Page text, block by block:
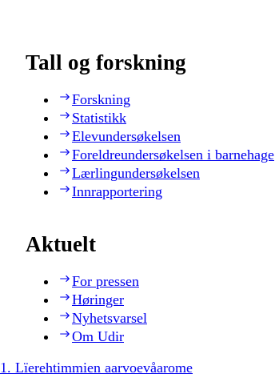
Tall og forskning
Forskning
Statistikk
Elevundersøkelsen
Foreldreundersøkelsen i barnehage
Lærlingundersøkelsen
Innrapportering
Aktuelt
For pressen
Høringer
Nyhetsvarsel
Om Udir
1. Lïerehtimmien aarvoevåarome